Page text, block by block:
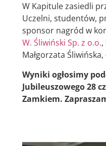
W Kapitule zasiedli
Uczelni, studentów,
sponsor nagród w
W. Śliwiński Sp. z o.o.
Małgorzata
Wyniki ogłosimy
Jubileuszowego 28
Zamkiem.